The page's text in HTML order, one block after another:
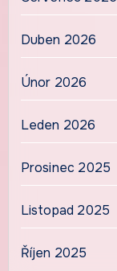
Duben 2026
Únor 2026
Leden 2026
Prosinec 2025
Listopad 2025
Říjen 2025